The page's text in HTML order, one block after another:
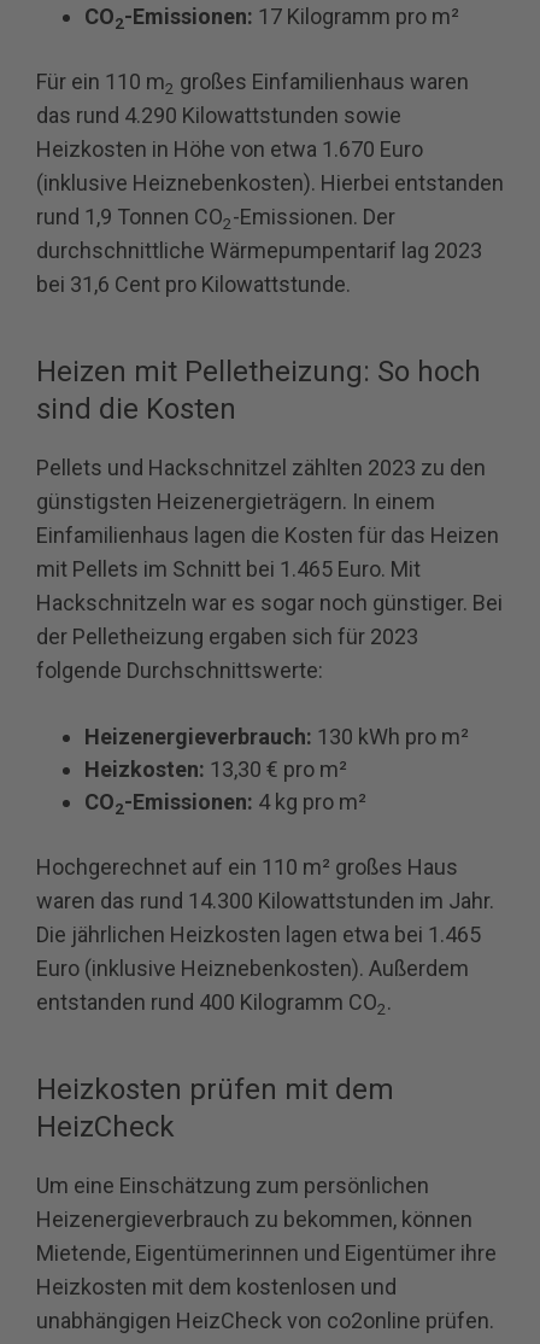
CO2-Emissionen: 17 Kilogramm pro m²
Für ein 110 m2 großes Einfamilienhaus waren
das rund 4.290 Kilowattstunden sowie
Heizkosten in Höhe von etwa 1.670 Euro
(inklusive Heiznebenkosten). Hierbei entstanden
rund 1,9 Tonnen CO2-Emissionen. Der
durchschnittliche Wärmepumpentarif lag 2023
bei 31,6 Cent pro Kilowattstunde.
Heizen mit Pelletheizung: So hoch
sind die Kosten
Pellets und Hackschnitzel zählten 2023 zu den
günstigsten Heizenergieträgern. In einem
Einfamilienhaus lagen die Kosten für das Heizen
mit Pellets im Schnitt bei 1.465 Euro. Mit
Hackschnitzeln war es sogar noch günstiger. Bei
der Pelletheizung ergaben sich für 2023
folgende Durchschnittswerte:
Heizenergieverbrauch: 130 kWh pro m²
Heizkosten: 13,30 € pro m²
CO2-Emissionen: 4 kg pro m²
Hochgerechnet auf ein 110 m² großes Haus
waren das rund 14.300 Kilowattstunden im Jahr.
Die jährlichen Heizkosten lagen etwa bei 1.465
Euro (inklusive Heiznebenkosten). Außerdem
entstanden rund 400 Kilogramm CO2.
Heizkosten prüfen mit dem
HeizCheck
Um eine Einschätzung zum persönlichen
Heizenergieverbrauch zu bekommen, können
Mietende, Eigentümerinnen und Eigentümer ihre
Heizkosten mit dem kostenlosen und
unabhängigen HeizCheck von co2online prüfen.